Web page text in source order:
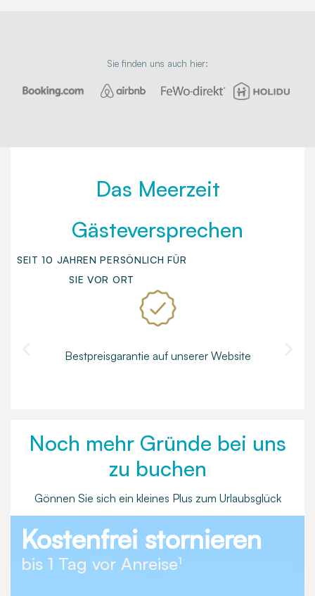
Sie finden uns auch hier:
Das Meerzeit
Gästeversprechen
SEIT 10 JAHREN PERSÖNLICH FÜR
SIE VOR ORT
Bestpreisgarantie auf unserer Website
Noch mehr Gründe bei uns
zu buchen
Gönnen Sie sich ein kleines Plus zum Urlaubsglück
Kostenfrei stornieren
bis 1 Tag vor Anreise¹